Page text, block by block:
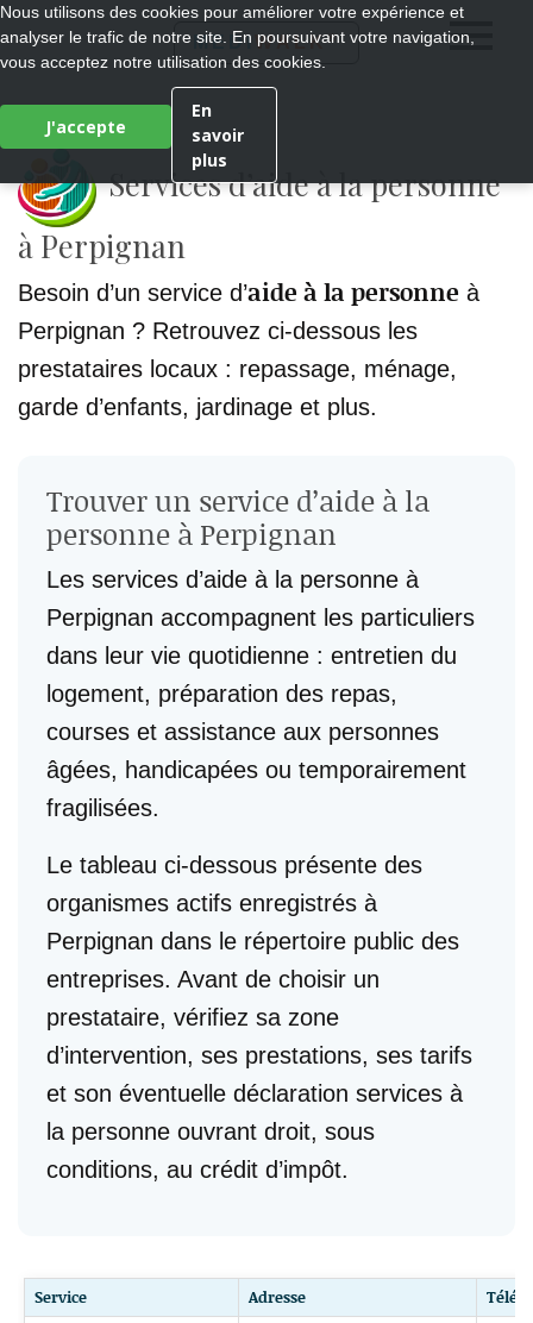
MEDI WALK®
Services d’aide à la personne
à Perpignan
Besoin d’un service d’aide à la personne à
Perpignan ? Retrouvez ci-dessous les
prestataires locaux : repassage, ménage,
garde d’enfants, jardinage et plus.
Trouver un service d’aide à la
personne à Perpignan
Les services d’aide à la personne à
Perpignan accompagnent les particuliers
dans leur vie quotidienne : entretien du
logement, préparation des repas,
courses et assistance aux personnes
âgées, handicapées ou temporairement
fragilisées.
Le tableau ci-dessous présente des
organismes actifs enregistrés à
Perpignan dans le répertoire public des
entreprises. Avant de choisir un
prestataire, vérifiez sa zone
d’intervention, ses prestations, ses tarifs
et son éventuelle déclaration services à
la personne ouvrant droit, sous
conditions, au crédit d’impôt.
Service Adresse
Nous utilisons des cookies pour améliorer votre expérience et
analyser le trafic de notre site. En poursuivant votre navigation,
vous acceptez notre utilisation des cookies.
J'accepte
En
savoir
plus